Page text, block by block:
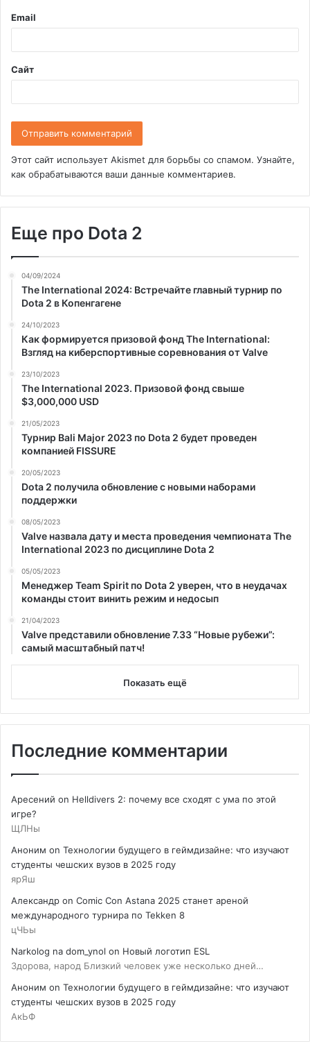
й
*
Email
Сайт
Этот сайт использует Akismet для борьбы со спамом. Узнайте,
как обрабатываются ваши данные комментариев.
Еще про Dota 2
04/09/2024
The International 2024: Встречайте главный турнир по
Dota 2 в Копенгагене
24/10/2023
Как формируется призовой фонд The International:
Взгляд на киберспортивные соревнования от Valve
23/10/2023
The International 2023. Призовой фонд свыше
$3,000,000 USD
21/05/2023
Турнир Bali Major 2023 по Dota 2 будет проведен
компанией FISSURE
20/05/2023
Dota 2 получила обновление с новыми наборами
поддержки
08/05/2023
Valve назвала дату и места проведения чемпионата The
International 2023 по дисциплине Dota 2
05/05/2023
Менеджер Team Spirit по Dota 2 уверен, что в неудачах
команды стоит винить режим и недосып
21/04/2023
Valve представили обновление 7.33 “Новые рубежи”:
самый масштабный патч!
Показать ещё
Последние комментарии
Аресений on Helldivers 2: почему все сходят с ума по этой
игре?
ЩЛНы
Аноним on Технологии будущего в геймдизайне: что изучают
студенты чешских вузов в 2025 году
ярЯш
Александр on Comic Con Astana 2025 станет ареной
международного турнира по Tekken 8
цЧЬы
Narkolog na dom_ynol on Новый логотип ESL
Здорова, народ Близкий человек уже несколько дней…
Аноним on Технологии будущего в геймдизайне: что изучают
студенты чешских вузов в 2025 году
АкЬФ